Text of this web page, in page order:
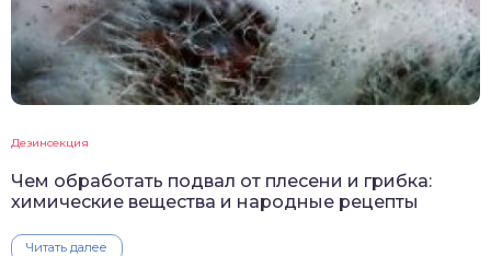
Дезинсекция
Чем обработать подвал от плесени и грибка:
химические вещества и народные рецепты
Читать далее